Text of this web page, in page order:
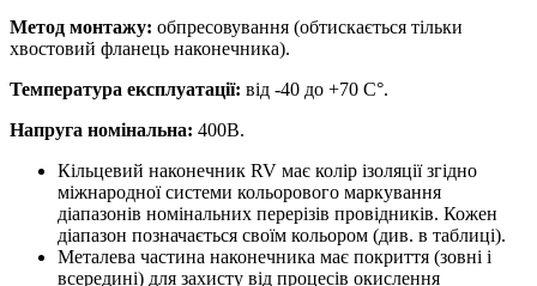
Метод монтажу: обпресовування (обтискається тільки
хвостовий фланець наконечника).
Температура експлуатації: від -40 до +70 С°.
Напруга номінальна: 400В.
Кільцевий наконечник RV має колір ізоляції згідно
міжнародної системи кольорового маркування
діапазонів номінальних перерізів провідників. Кожен
діапазон позначається своїм кольором (див. в таблиці).
Металева частина наконечника має покриття (зовні і
всередині) для захисту від процесів окислення